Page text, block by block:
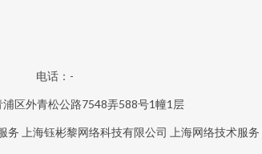
电话：-
区外青松公路7548弄588号1幢1层
务 上海钰彬黎网络科技有限公司 上海网络技术服务